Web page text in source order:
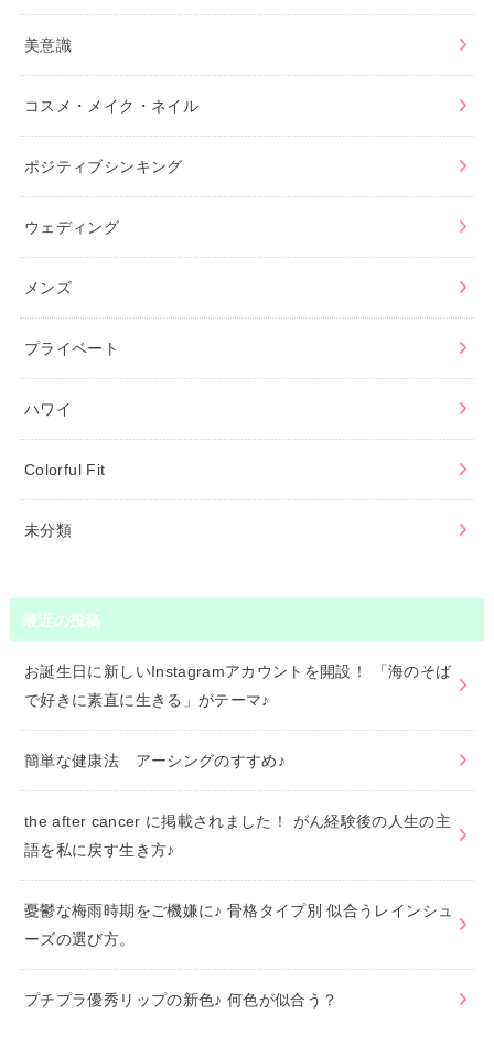
美意識
コスメ・メイク・ネイル
ポジティブシンキング
ウェディング
メンズ
プライベート
ハワイ
Colorful Fit
未分類
最近の投稿
お誕生日に新しいInstagramアカウントを開設！ 「海のそば
で好きに素直に生きる」がテーマ♪
簡単な健康法 アーシングのすすめ♪
the after cancer に掲載されました！ がん経験後の人生の主
語を私に戻す生き方♪
憂鬱な梅雨時期をご機嫌に♪ 骨格タイプ別 似合うレインシュ
ーズの選び方。
プチプラ優秀リップの新色♪ 何色が似合う？